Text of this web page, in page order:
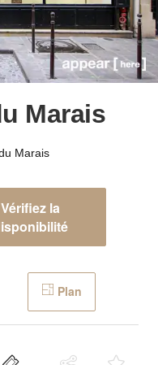
Marais
Marais
Vérifiez la
Plan